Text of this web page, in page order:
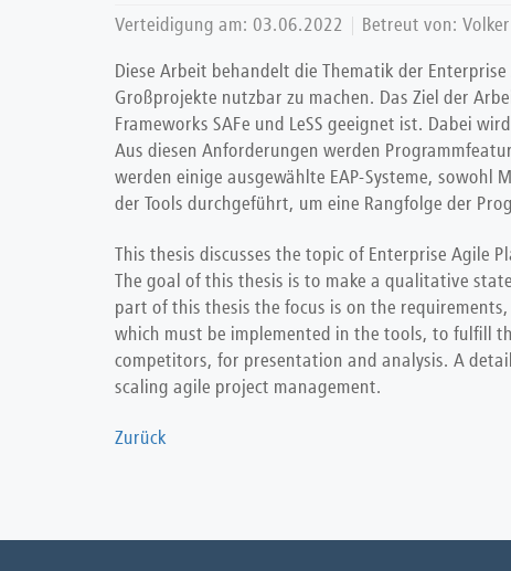
Verteidigung am: 03.06.2022 Betreut von:
Diese Arbeit behandelt die Thematik der
Großprojekte nutzbar zu machen. Das Ziel der
Frameworks SAFe und LeSS geeignet ist. Dabei
Aus diesen Anforderungen werden
werden einige ausgewählte EAP-Systeme,
der Tools durchgeführt, um eine Rangfolge der
This thesis discusses the topic of Enterprise
The goal of this thesis is to make a qualitative
part of this thesis the focus is on the
which must be implemented in the tools, to fulfill
competitors, for presentation and analysis. A
scaling agile project management.
Zurück